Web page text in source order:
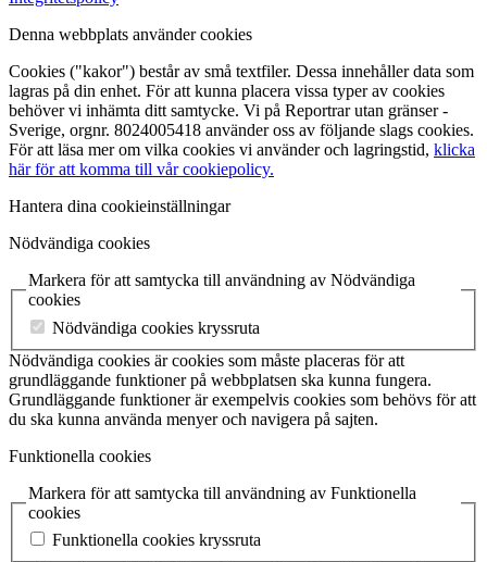
Denna webbplats använder cookies
Cookies ("kakor") består av små textfiler. Dessa innehåller data som
lagras på din enhet. För att kunna placera vissa typer av cookies
behöver vi inhämta ditt samtycke. Vi på Reportrar utan gränser -
Sverige, orgnr. 8024005418 använder oss av följande slags cookies.
För att läsa mer om vilka cookies vi använder och lagringstid, klicka
här för att komma till vår cookiepolicy.
Hantera dina cookieinställningar
Nödvändiga cookies
Markera för att samtycka till användning av Nödvändiga
cookies
Nödvändiga cookies kryssruta
Nödvändiga cookies är cookies som måste placeras för att
grundläggande funktioner på webbplatsen ska kunna fungera.
Grundläggande funktioner är exempelvis cookies som behövs för att
du ska kunna använda menyer och navigera på sajten.
Funktionella cookies
Markera för att samtycka till användning av Funktionella
cookies
Funktionella cookies kryssruta